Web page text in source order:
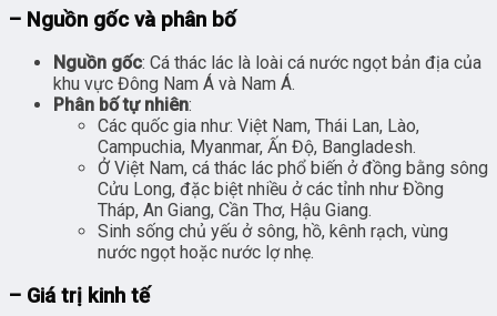
– Nguồn gốc và phân bố
Nguồn gốc: Cá thác lác là loài cá nước ngọt bản địa của
khu vực Đông Nam Á và Nam Á.
Phân bố tự nhiên:
Các quốc gia như: Việt Nam, Thái Lan, Lào,
Campuchia, Myanmar, Ấn Độ, Bangladesh.
Ở Việt Nam, cá thác lác phổ biến ở đồng bằng sông
Cửu Long, đặc biệt nhiều ở các tỉnh như Đồng
Tháp, An Giang, Cần Thơ, Hậu Giang.
Sinh sống chủ yếu ở sông, hồ, kênh rạch, vùng
nước ngọt hoặc nước lợ nhẹ.
– Giá trị kinh tế